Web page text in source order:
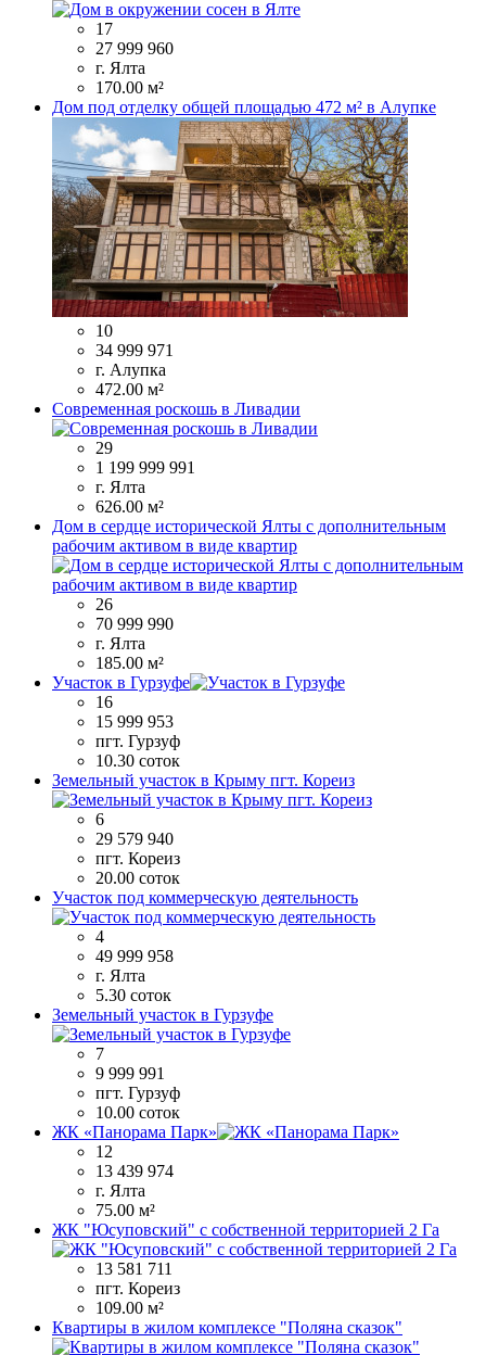
17
27 999 960
г. Ялта
170.00 м²
Дом под отделку общей площадью 472 м² в Алупке
10
34 999 971
г. Алупка
472.00 м²
Современная роскошь в Ливадии
29
1 199 999 991
г. Ялта
626.00 м²
Дом в сердце исторической Ялты с дополнительным
рабочим активом в виде квартир
26
70 999 990
г. Ялта
185.00 м²
Участок в Гурзуфе
16
15 999 953
пгт. Гурзуф
10.30 соток
Земельный участок в Крыму пгт. Кореиз
6
29 579 940
пгт. Кореиз
20.00 соток
Участок под коммерческую деятельность
4
49 999 958
г. Ялта
5.30 соток
Земельный участок в Гурзуфе
7
9 999 991
пгт. Гурзуф
10.00 соток
ЖК «Панорама Парк»
12
13 439 974
г. Ялта
75.00 м²
ЖК "Юсуповский" с собственной территорией 2 Га
13 581 711
пгт. Кореиз
109.00 м²
Квартиры в жилом комплексе "Поляна сказок"